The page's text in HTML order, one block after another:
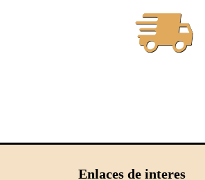
Enlaces de interes